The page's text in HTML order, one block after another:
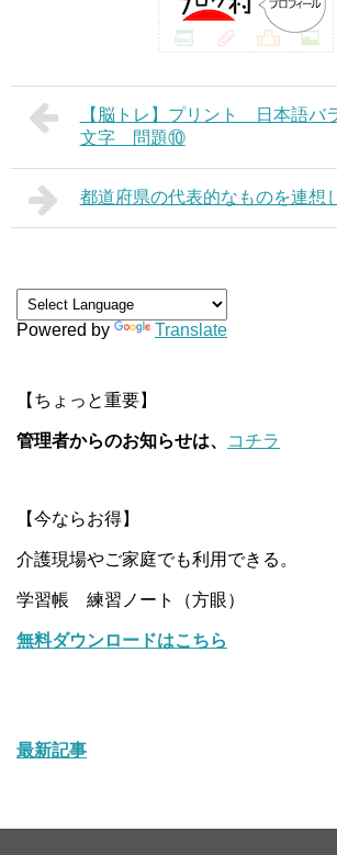
【脳トレ】プリント 日本語
文字 問題⑩
都道府県の代表的なものを連想
Powered by Translate
【ちょっと重要】
管理者からのお知らせは、 コチラ
【今ならお得】
介護現場やご家庭でも利用できる。
学習帳 練習ノート（方眼）
無料ダウンロードはこちら
最新記事